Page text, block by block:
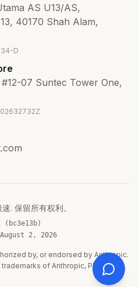
AS U13/AS,
40170 Shah Alam,
D
07 Suntec Tower One,
速. 保留所有权利。
(bc3e13b)
August 2, 2026
by, or endorsed by Anthropic.
of Anthropic, PBC.